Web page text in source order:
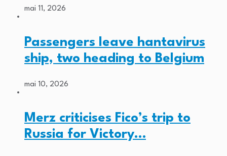
mai 11, 2026
Passengers leave hantavirus
ship, two heading to Belgium
mai 10, 2026
Merz criticises Fico’s trip to
Russia for Victory…